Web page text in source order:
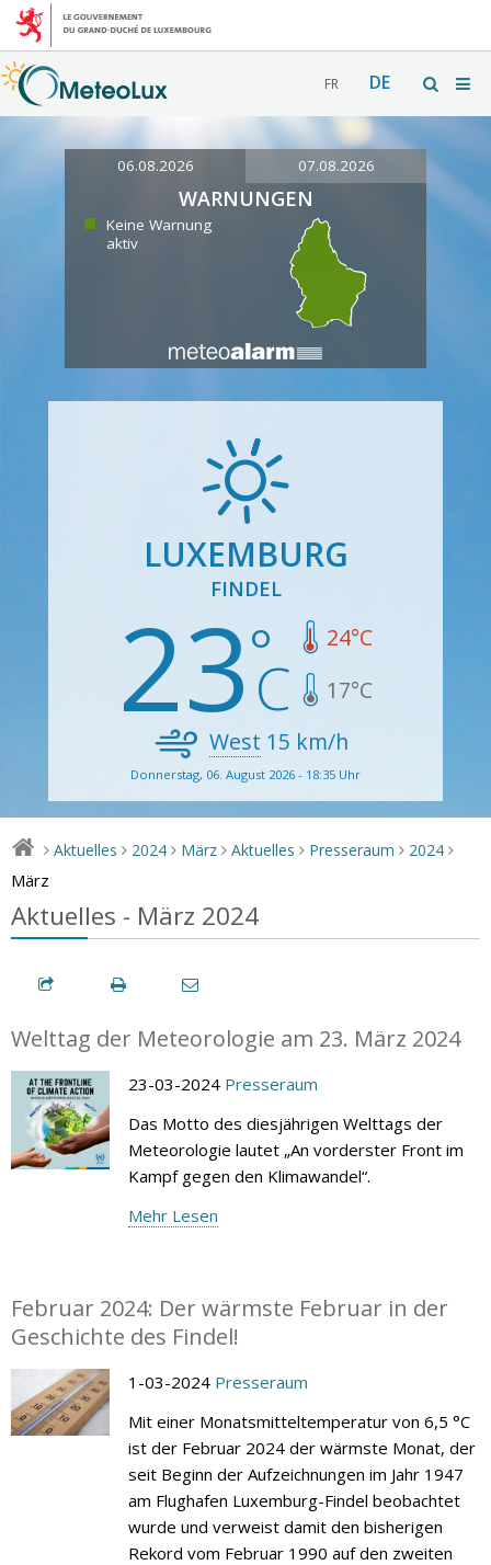
FR DE
06.08.2026 07.08.2026
WARNUNGEN
Keine Warnung
aktiv
LUXEMBURG
FINDEL
23 24°C
17°C
West 15 km/h
Donnerstag, 06. August 2026 - 18:35 Uhr
> Aktuelles > 2024 > März > Aktuelles > Presseraum > 2024 >
März
Aktuelles - März 2024
Welttag der Meteorologie am 23. März 2024
23-03-2024 Presseraum
Das Motto des diesjährigen Welttags der
Meteorologie lautet „An vorderster Front im
Kampf gegen den Klimawandel“.
Mehr Lesen
Februar 2024: Der wärmste Februar in der
Geschichte des Findel!
1-03-2024 Presseraum
Mit einer Monatsmitteltemperatur von 6,5 °C
ist der Februar 2024 der wärmste Monat, der
seit Beginn der Aufzeichnungen im Jahr 1947
am Flughafen Luxemburg-Findel beobachtet
wurde und verweist damit den bisherigen
Rekord vom Februar 1990 auf den zweiten